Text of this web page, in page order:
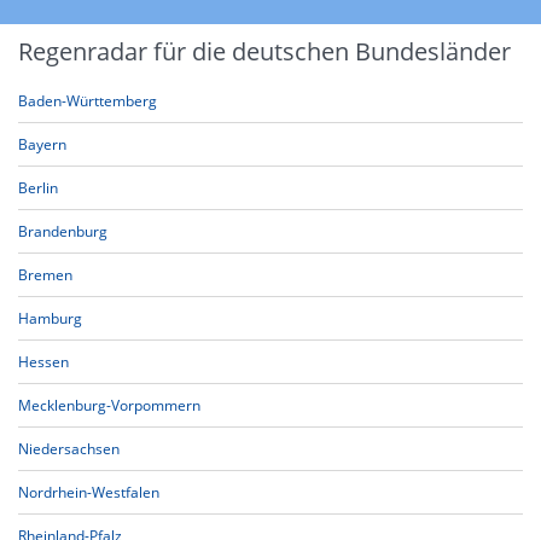
Regenradar für die deutschen Bundesländer
Baden-Württemberg
Bayern
Berlin
Brandenburg
Bremen
Hamburg
Hessen
Mecklenburg-Vorpommern
Niedersachsen
Nordrhein-Westfalen
Rheinland-Pfalz